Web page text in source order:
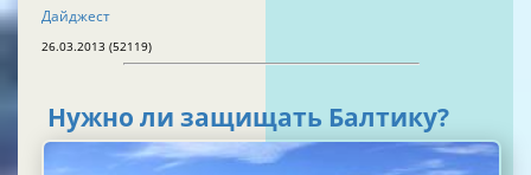
Дайджест
26.03.2013 (52119)
Нужно ли защищать Балтику?